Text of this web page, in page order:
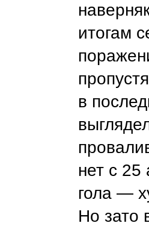
итогам
в
нет с
гола ―
Но зато